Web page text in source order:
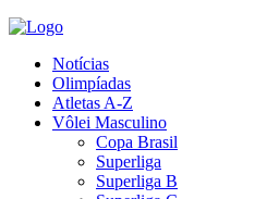
Notícias
Olimpíadas
Atletas A-Z
Vôlei Masculino
Copa Brasil
Superliga
Superliga B